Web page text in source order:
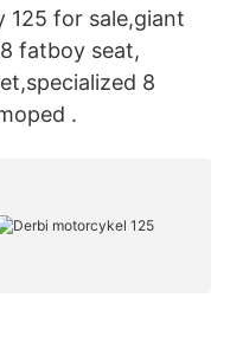
125 for sale,giant
fatboy seat,
8
.